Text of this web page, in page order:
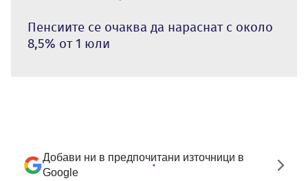
Пенсиите се очаква да нараснат с около
8,5% от 1 юли
Добави ни в предпочитани източници в
Google